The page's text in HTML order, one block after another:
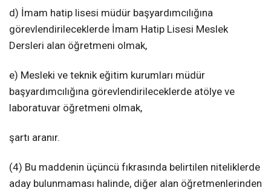
d) İmam hatip lisesi müdür başyardımcılığına
görevlendirileceklerde İmam Hatip Lisesi Meslek
Dersleri alan öğretmeni olmak,
e) Mesleki ve teknik eğitim kurumları müdür
başyardımcılığına görevlendirileceklerde atölye ve
laboratuvar öğretmeni olmak,
şartı aranır.
(4) Bu maddenin üçüncü fıkrasında belirtilen niteliklerde
aday bulunmaması halinde, diğer alan öğretmenlerinden